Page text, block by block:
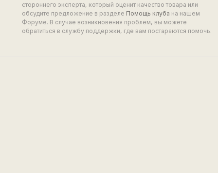
стороннего эксперта, который оценит качество товара или
обсудите предложение в разделе Помощь клуба на нашем
Форуме. В случае возникновения проблем, вы можете
обратиться в службу поддержки, где вам постараются помочь.